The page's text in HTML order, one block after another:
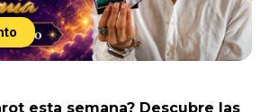
esta semana? Descubre las